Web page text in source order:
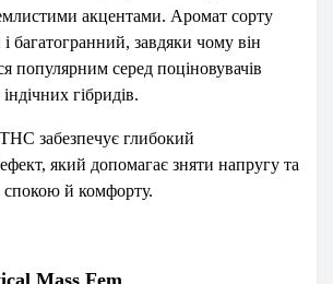
акцентами. Аромат сорту
багатогранний, завдяки чому він
популярним серед поціновувачів
гібридів.
забезпечує глибокий
який допомагає зняти напругу та
спокою й комфорту.
Mass Fem